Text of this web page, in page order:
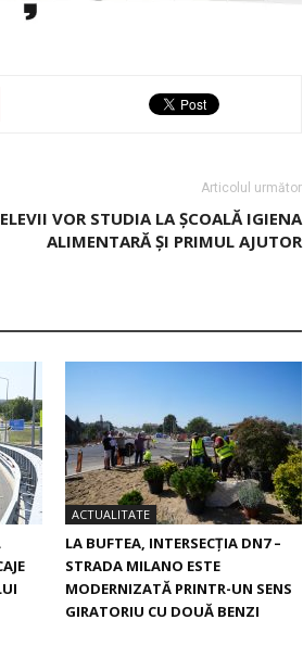
Articolul următor
ELEVII VOR STUDIA LA ȘCOALĂ IGIENA
ALIMENTARĂ ȘI PRIMUL AJUTOR
ACTUALITATE
LA BUFTEA, INTERSECŢIA DN7 –
STRADA MILANO ESTE
MODERNIZATĂ PRINTR-UN SENS
GIRATORIU CU DOUĂ BENZI